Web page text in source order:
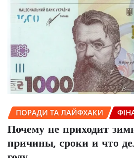
ПОРАДИ ТА ЛАЙФХАКИ
Почему не приходит
причины, сроки и что